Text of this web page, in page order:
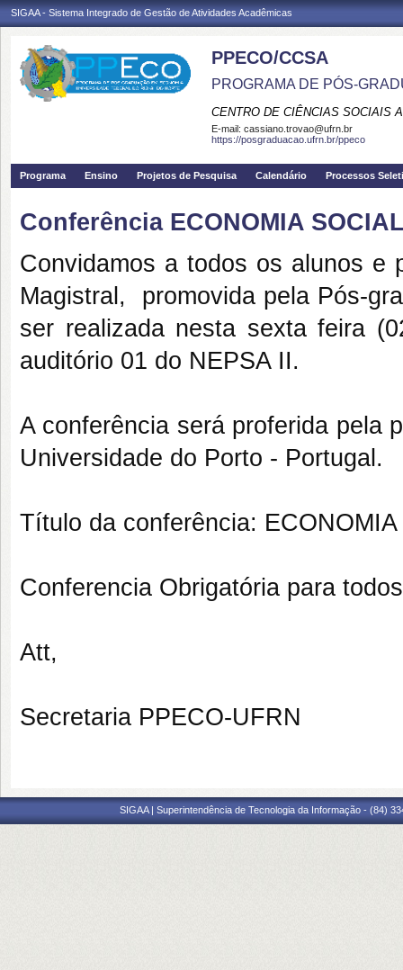
SIGAA - Sistema Integrado de Gestão de Atividades Acadêmicas
PPECO/CCSA
PROGRAMA DE PÓS-
CENTRO DE CIÊNCIAS SOCIAIS
E-mail: cassiano.trovao@ufrn.br
https://posgraduacao.ufrn.br/ppeco
Programa Ensino Projetos de Pesquisa Calendário Processos
Conferência ECONOMIA
Convidamos a todos os alunos e
Magistral, promovida pela Pós-
ser realizada nesta sexta feira
auditório 01 do NEPSA II.
A conferência será proferida pela
Universidade do Porto - Portugal.
Título da conferência:
Conferencia Obrigatória para
Att,
Secretaria PPECO-UFRN
SIGAA | Superintendência de Tecnologia da Informação - (84)